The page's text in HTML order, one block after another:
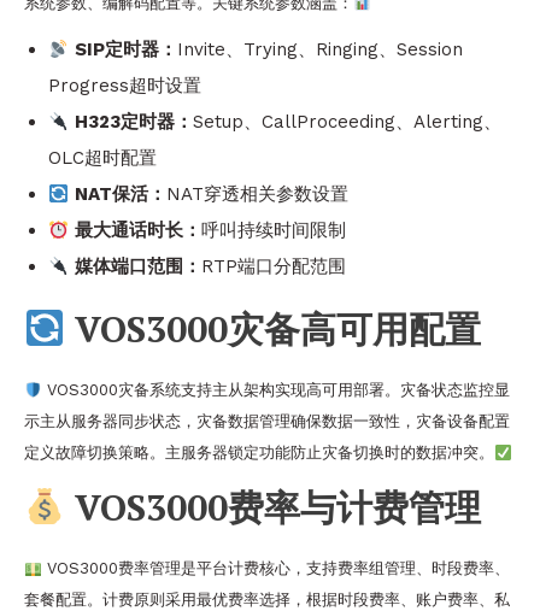
SIP定时器： Invite、Trying、Ringing、Session
Progress超时设置
H323定时器：Setup、CallProceeding、Alerting、
OLC超时配置
NAT保活： NAT穿透相关参数设置
最大通话时长：呼叫持续时间限制
媒体端口范围： RTP端口分配范围
VOS3000灾备高可用配置
VOS3000灾备系统支持主从架构实现高可用部署。灾备状态监控显
示主从服务器同步状态，灾备数据管理确保数据一致性，灾备设备配置
定义故障切换策略。主服务器锁定功能防止灾备切换时的数据冲突。
VOS3000费率与计费管理
VOS3000费率管理是平台计费核心，支持费率组管理、时段费率、
套餐配置。计费原则采用最优费率选择，根据时段费率、账户费率、私